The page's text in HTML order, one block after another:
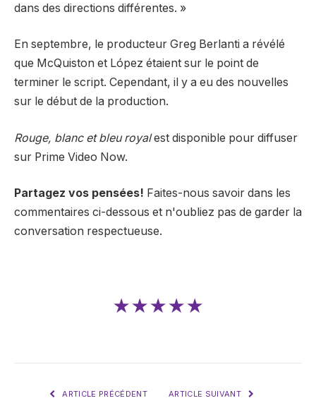
dans des directions différentes. »
En septembre, le producteur Greg Berlanti a révélé
que McQuiston et López étaient sur le point de
terminer le script. Cependant, il y a eu des nouvelles
sur le début de la production.
Rouge, blanc et bleu royalest disponible pour diffuser
sur Prime Video Now.
Partagez vos pensées! Faites-nous savoir dans les
commentaires ci-dessous et n'oubliez pas de garder la
conversation respectueuse.
★★★★★
ARTICLE PRÉCÉDENT ARTICLE SUIVANT